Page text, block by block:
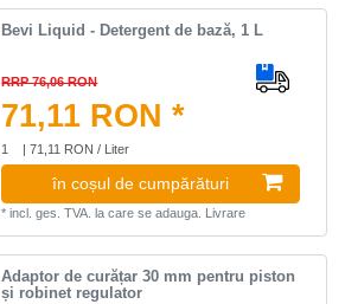
Bevi Liquid - Detergent de bază, 1 L
RRP 76,06 RON
71,11 RON *
1 | 71,11 RON / Liter
în coșul de cumpărături
*incl. ges. TVA. la care se adauga. Livrare
Adaptor de curățar 30 mm pentru piston
și robinet regulator